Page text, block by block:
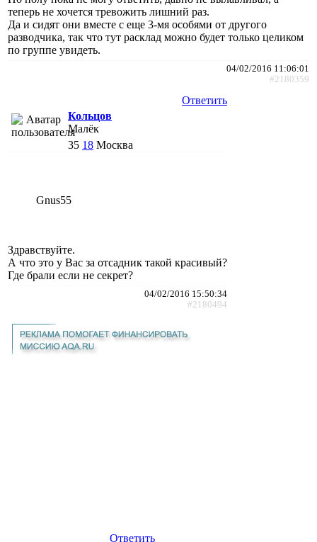
теперь не хочется тревожить лишний раз.
Да и сидят они вместе с еще 3-мя особями от другого
разводчика, так что тут расклад можно будет только целиком
по группе увидеть.
04/02/2016 11:06:01
#2180359
Ответить
Кольцов
Малёк
35 18 Москва
Gnus55
Здравствуйте.
А что это у Вас за отсадник такой красивый?
Где брали если не секрет?
04/02/2016 15:50:34
#2180494
Ответить